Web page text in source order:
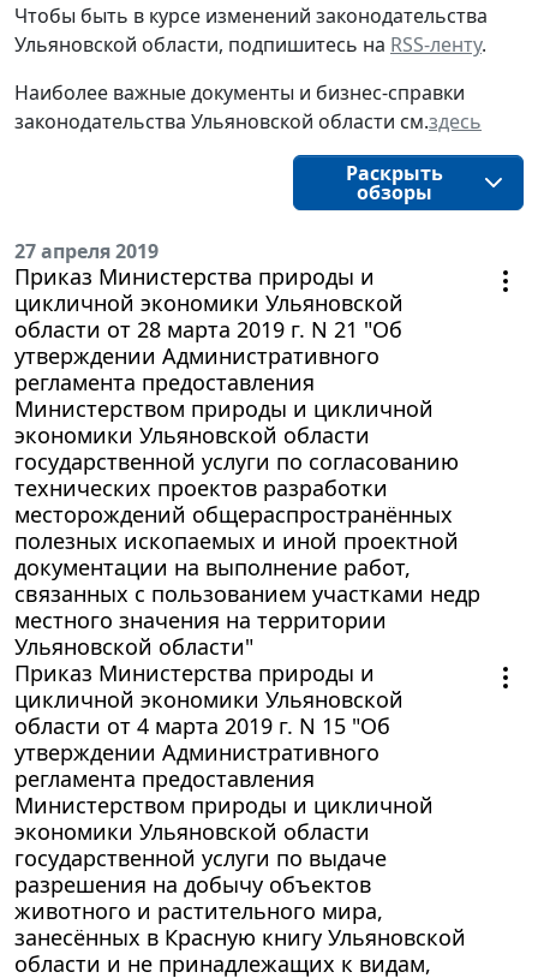
Чтобы быть в курсе изменений законодательства
Ульяновской области, подпишитесь на RSS-ленту.
Наиболее важные документы и бизнес-справки
законодательства Ульяновской области см.здесь
Раскрыть
обзоры
27 апреля 2019
Приказ Министерства природы и
цикличной экономики Ульяновской
области от 28 марта 2019 г. N 21 "Об
утверждении Административного
регламента предоставления
Министерством природы и цикличной
экономики Ульяновской области
государственной услуги по согласованию
технических проектов разработки
месторождений общераспространённых
полезных ископаемых и иной проектной
документации на выполнение работ,
связанных с пользованием участками недр
местного значения на территории
Ульяновской области"
Приказ Министерства природы и
цикличной экономики Ульяновской
области от 4 марта 2019 г. N 15 "Об
утверждении Административного
регламента предоставления
Министерством природы и цикличной
экономики Ульяновской области
государственной услуги по выдаче
разрешения на добычу объектов
животного и растительного мира,
занесённых в Красную книгу Ульяновской
области и не принадлежащих к видам,